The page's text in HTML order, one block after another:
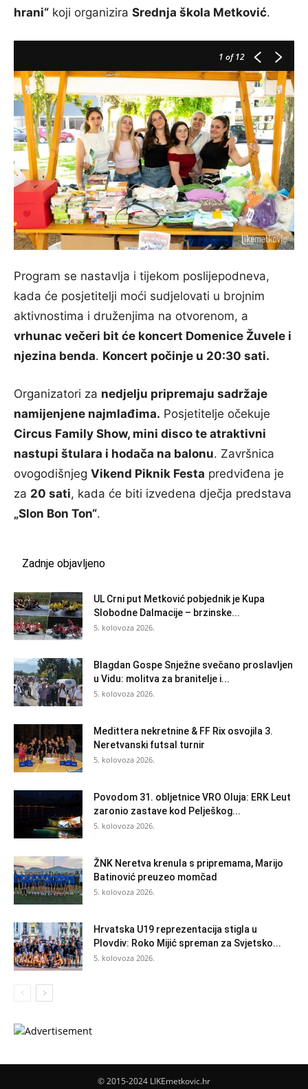
hrani“ koji organizira Srednja škola Metković.
1 of 12
Program se nastavlja i tijekom poslijepodneva,
kada će posjetitelji moći sudjelovati u brojnim
aktivnostima i druženjima na otvorenom, a
vrhunac večeri bit će koncert Domenice Žuvele i
njezina benda. Koncert počinje u 20:30 sati.
Organizatori za nedjelju pripremaju sadržaje
namijenjene najmlađima. Posjetitelje očekuje
Circus Family Show, mini disco te atraktivni
nastupi štulara i hodača na balonu. Završnica
ovogodišnjeg Vikend Piknik Festa predviđena je
za 20 sati, kada će biti izvedena dječja predstava
„Slon Bon Ton“.
Zadnje objavljeno
UL Crni put Metković pobjednik je Kupa
Slobodne Dalmacije – brzinske...
5. kolovoza 2026.
Blagdan Gospe Snježne svečano proslavljen
u Vidu: molitva za branitelje i...
5. kolovoza 2026.
Medittera nekretnine & FF Rix osvojila 3.
Neretvanski futsal turnir
5. kolovoza 2026.
Povodom 31. obljetnice VRO Oluja: ERK Leut
zaronio zastave kod Pelješkog...
5. kolovoza 2026.
ŽNK Neretva krenula s pripremama, Marijo
Batinović preuzeo momčad
5. kolovoza 2026.
Hrvatska U19 reprezentacija stigla u
Plovdiv: Roko Mijić spreman za Svjetsko...
5. kolovoza 2026.
© 2015-2024 LIKEmetkovic.hr